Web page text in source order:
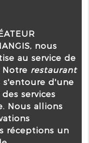
nous
au service de
restaurant
s'entoure d'une
services
Nous allions
réceptions un